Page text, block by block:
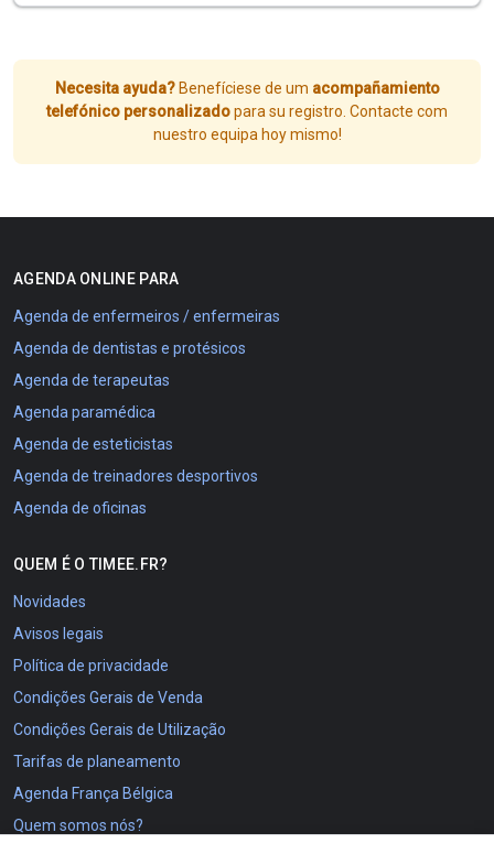
Necesita ayuda?Benefíciese de um acompañamiento
telefónico personalizadopara su registro. Contacte com
nuestro equipa hoy mismo!
AGENDA ONLINE PARA
Agenda de enfermeiros / enfermeiras
Agenda de dentistas e protésicos
Agenda de terapeutas
Agenda paramédica
Agenda de esteticistas
Agenda de treinadores desportivos
Agenda de oficinas
QUEM É O TIMEE.FR?
Novidades
Avisos legais
Política de privacidade
Condições Gerais de Venda
Condições Gerais de Utilização
Tarifas de planeamento
Agenda França Bélgica
Quem somos nós?